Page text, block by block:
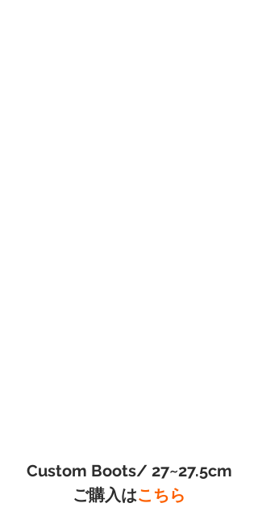
Custom Boots/ 27~27.5cm
ご購入はこちら